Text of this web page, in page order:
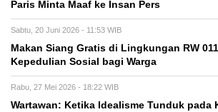
Paris Minta Maaf ke Insan Pers
Sabtu, 20 Juni 2026 - 11:53 WIB
Makan Siang Gratis di Lingkungan RW
Kepedulian Sosial bagi Warga
Rabu, 27 Mei 2026 - 18:22 WIB
Wartawan: Ketika Idealisme Tunduk pada